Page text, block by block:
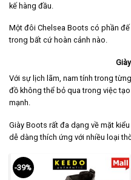
kế hàng đầu.
Một đôi Chelsea Boots có phần
trong bất cứ hoàn cảnh nào.
Với sự lịch lãm, nam tính trong
đồ không thể bỏ qua trong việc
mạnh.
Giày Boots rất đa dạng về mặt
dễ dàng thích ứng với nhiều loại
-39%